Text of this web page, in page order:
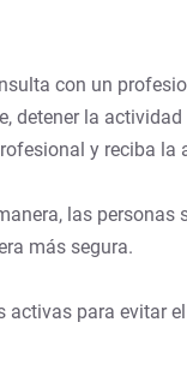
con un
detener la
y reciba la
las personas
más segura.
para evitar